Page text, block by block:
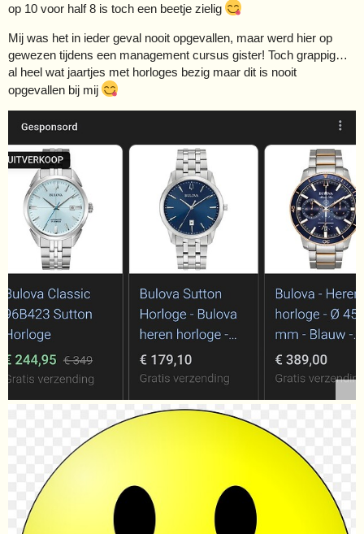
op 10 voor half 8 is toch een beetje zielig
Mij was het in ieder geval nooit opgevallen, maar werd hier op
gewezen tijdens een management cursus gister! Toch grappig…
al heel wat jaartjes met horloges bezig maar dit is nooit
opgevallen bij mij